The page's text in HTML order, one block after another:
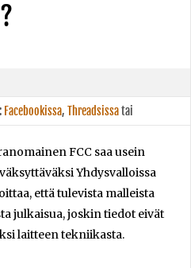
Facebookissa, Threadsissatai
FCC saa usein
Yhdysvalloissa
että tulevista malleista
julkaisua, joskin tiedot eivät
laitteen tekniikasta.